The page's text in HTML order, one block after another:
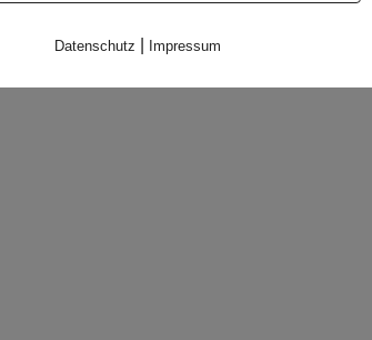
Datenschutz Impressum